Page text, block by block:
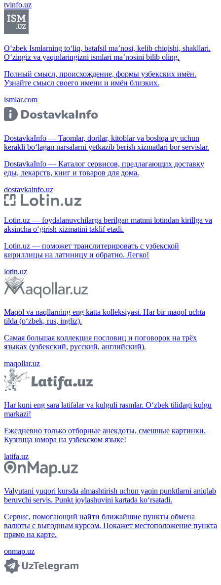
tvinfo.uz
O‘zbek Ismlarning to‘liq, batafsil ma’nosi, kelib chiqishi, shakllari.
O‘zingiz va yaqinlaringizni ismlari ma’nosini bilib oling.
Полный смысл, происхождение, формы узбекских имён.
Узнайте смысл своего имени и имён близких.
ismlar.com
DostavkaInfo — Taomlar, dorilar, kitoblar va boshqa uy uchun
kerakli bo‘lagan narsalarni yetkazib berish xizmatlari bor servislar.
DostavkaInfo — Каталог сервисов, предлагающих доставку
еды, лекарств, книг и товаров для дома.
dostavkainfo.uz
Lotin.uz — foydalanuvchilarga berilgan matnni lotindan kirillga va
aksincha o‘girish xizmatini taklif etadi.
Lotin.uz — поможет транслитерировать с узбекской
кириллицы на латиницу и обратно. Легко!
lotin.uz
Maqol va naqllarning eng katta kolleksiyasi. Har bir maqol uchta
tilda (o‘zbek, rus, ingliz).
Самая большая коллекция пословиц и поговорок на трёх
языках (узбекский, русский, английский).
maqollar.uz
Har kuni eng sara latifalar va kulguli rasmlar. O‘zbek tilidagi kulgu
markazi!
Ежедневно только отборные анекдоты, смешные картинки.
Кузница юмора на узбекском языке!
latifa.uz
Valyutani yuqori kursda almashtirish uchun yaqin punktlarni aniqlab
beruvchi servis. Punkt joylashuvini kartada ko‘rsatadi.
Сервис, помогающий найти ближайшие пункты обмена
валюты с выгодным курсом. Покажет местоположение пункта
прямо на карте.
onmap.uz